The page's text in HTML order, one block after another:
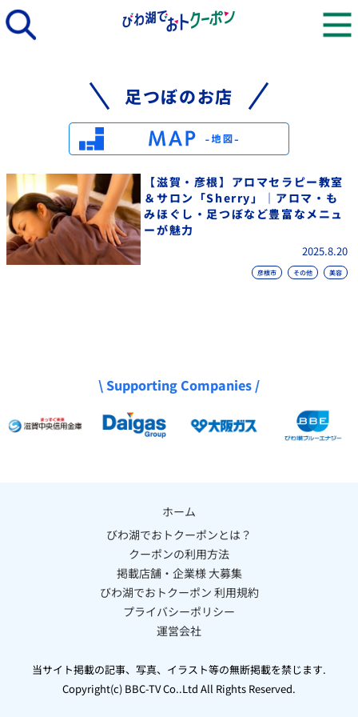
足つぼのお店
【滋賀・彦根】アロマセラピー教室
＆サロン「Sherry」｜アロマ・も
みほぐし・足つぼなど豊富なメニュ
ーが魅力
2025.8.20
彦根市 その他 美容
\ Supporting Companies /
ホーム
びわ湖でおトクーポンとは？
クーポンの利用方法
掲載店舗・企業様 大募集
びわ湖でおトクーポン 利用規約
プライバシーポリシー
運営会社
当サイト掲載の記事、写真、イラスト等の無断掲載を禁じます.
Copyright(c) BBC-TV Co..Ltd All Rights Reserved.